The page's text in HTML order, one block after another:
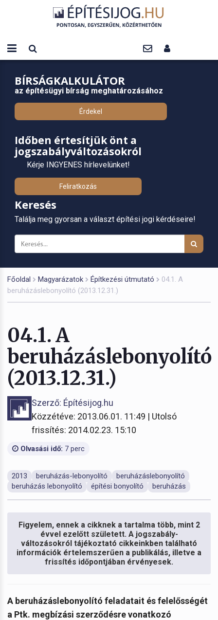
BÍRSÁGKALKULÁTOR
az építésügyi bírság meghatározásához
Érdekel
Időben értesítjük önt a
jogszabályváltozásokról
Kérje INGYENES hírlevelünket!
Feliratkozás
Keresés
Találja meg gyorsan a választ építési jogi kérdéseire!
Főoldal Magyarázatok Építkezési útmutató
04.1. A
beruházáslebonyolító (2013.12.31.)
04.1. A
beruházáslebonyolító
(2013.12.31.)
Szerző: Építésijog.hu
Közzétéve: 2013.06.01. 11:49 | Utolsó
frissítés: 2014.02.23. 15:10
Olvasási idő: 7 perc
2013 beruházás-lebonyolító
beruházáslebonyolító
beruházás lebonyolító
építési bonyolító beruházás
Figyelem, ennek a cikknek a tartalma több, mint 2
évvel ezelőtt született. A jogszabály-
változásokról tájékoztató cikkeinkben található
információk értelemszerűen a publikálás, illetve a
frissítés időpontjában érvényesek.
A beruházáslebonyolító feladatait és felelősségét
a Ptk. megbízási szerződésre vonatkozó